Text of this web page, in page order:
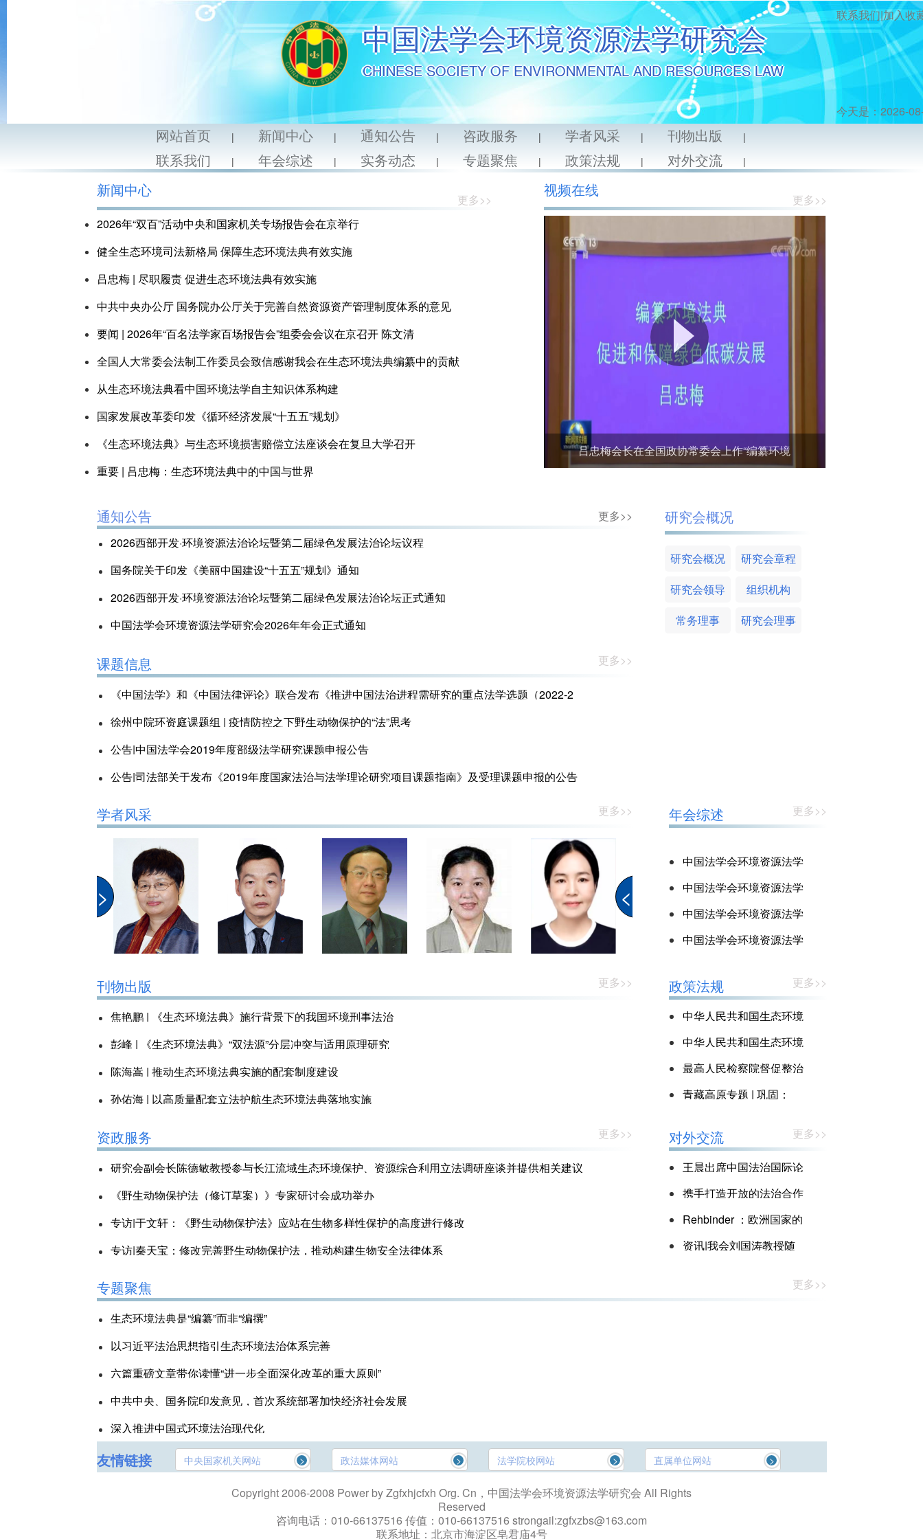
中国法学会环境资源法学研究会
CHINESE SOCIETY OF ENVIRONMENTAL AND RESOURCES LAW
联系我们|加入收
今天是：2026-
网站首页 | 新闻中心 | 通知公告 | 咨政服务 | 学者风采 | 刊物出版 |
联系我们 | 年会综述 | 实务动态 | 专题聚焦 | 政策法规 | 对外交流 |
新闻中心
更多>>
2026年“双百”活动中央和国家机关专场报告会在京举行
健全生态环境司法新格局 保障生态环境法典有效实施
吕忠梅 | 尽职履责 促进生态环境法典有效实施
中共中央办公厅 国务院办公厅关于完善自然资源资产管理制度体系的意见
要闻 | 2026年“百名法学家百场报告会”组委会会议在京召开 陈文清
全国人大常委会法制工作委员会致信感谢我会在生态环境法典编纂中的贡献
从生态环境法典看中国环境法学自主知识体系构建
国家发展改革委印发《循环经济发展“十五五”规划》
《生态环境法典》与生态环境损害赔偿立法座谈会在复旦大学召开
重要 | 吕忠梅：生态环境法典中的中国与世界
视频在线
更多>>
吕忠梅会长在全国政协常委会上作“编纂环境
通知公告
更多>>
2026西部开发·环境资源法治论坛暨第二届绿色发展法治论坛议程
国务院关于印发《美丽中国建设“十五五”规划》通知
2026西部开发·环境资源法治论坛暨第二届绿色发展法治论坛正式通知
中国法学会环境资源法学研究会2026年年会正式通知
中国法学会环境资源法学研究会第十一届“全国杰出青年法学家”推荐候选人公示
《中国法学》和《中国法律评论》联合发布《推进中国法治进程需研究的重点法学选题（2022-202
徐州中院环资庭课题组 | 疫情防控之下野生动物保护的“法”思考
公告|中国法学会2019年度部级法学研究课题申报公告
公告|司法部关于发布《2019年度国家法治与法学理论研究项目课题指南》及受理课题申报的公告
公告｜中国法学会2019年度部级法学研究课题选题建议征集公告
公告|“中国环境法典研究”专项课题立项公告
公告|“中国环境法典研究”专项课题评审结果公告
研究会概况
研究会概况
研究会章程
研究会领导
组织机构
常务理事
研究会理事
课题信息 更多>>
《中国法学》和《中国法律评论》联合发布《推进中国法治进程需研究的重点法学选题（2022-2
徐州中院环资庭课题组 | 疫情防控之下野生动物保护的“法”思考
公告|中国法学会2019年度部级法学研究课题申报公告
公告|司法部关于发布《2019年度国家法治与法学理论研究项目课题指南》及受理课题申报的公告
学者风采 更多>>
> <
年会综述 更多>>
中国法学会环境资源法学
研究会2025年年会成功
举办
中国法学会环境资源法学
研究会2025年年会第三
分会场议题：生态环境法
中国法学会环境资源法学
研究会2025年年会第一
典总则编规范重点问题
中国法学会环境资源法学
分会场议题：生态环境法
典污染防治编规范重
刊物出版 更多>>
焦艳鹏 | 《生态环境法典》施行背景下的我国环境刑事法治
彭峰 | 《生态环境法典》“双法源”分层冲突与适用原理研究
陈海嵩 | 推动生态环境法典实施的配套制度建设
孙佑海 | 以高质量配套立法护航生态环境法典落地实施
政策法规 更多>>
中华人民共和国生态环境
法典
中华人民共和国生态环境
法典（草案三次审议稿）
最高人民检察院督促整治
南四湖流域生态环境受损
青藏高原专题 | 巩固：
与环境立法模式
资政服务 更多>>
研究会副会长陈德敏教授参与长江流域生态环境保护、资源综合利用立法调研座谈并提供相关建议
《野生动物保护法（修订草案）》专家研讨会成功举办
专访|于文轩：《野生动物保护法》应站在生物多样性保护的高度进行修改
专访|秦天宝：修改完善野生动物保护法，推动构建生物安全法律体系
对外交流 更多>>
王晨出席中国法治国际论
坛并发表主旨演讲构建国
际法治合作交流重
携手打造开放的法治合作
平台 ——中外人士共
话“一带一路”国际
Rehbinder ：欧洲国家的
环境法法典化
资讯|我会刘国涛教授随
专题聚焦 更多>>
生态环境法典是“编纂”而非“编撰”
以习近平法治思想指引生态环境法治体系完善
六篇重磅文章带你读懂“进一步全面深化改革的重大原则”
中共中央、国务院印发意见，首次系统部署加快经济社会发展
全面绿色转型
深入推进中国式环境法治现代化
友情链接 中央国家机关网站 > 政法媒体网站 > 法学院校网站 > 直属单位网站 >
Copyright 2006-2008 Power by Zgfxhjcfxh Org. Cn，中国法学会环境资源法学研究会 All Rights
Reserved
咨询电话： 010-66137516 传值： 010-66137516 strongail:zgfxzbs@163.com
联系地址： 北京市海淀区皂君庙4号